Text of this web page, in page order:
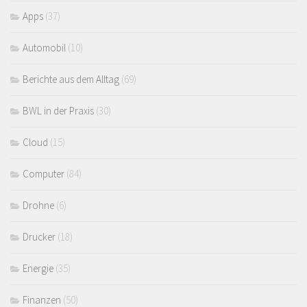
Apps (37)
Automobil (10)
Berichte aus dem Alltag (69)
BWL in der Praxis (30)
Cloud (15)
Computer (84)
Drohne (6)
Drucker (18)
Energie (35)
Finanzen (50)